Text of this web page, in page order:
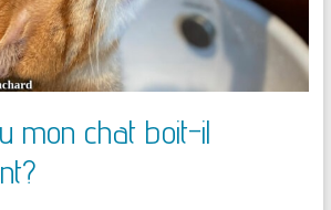
mon chat boit-il